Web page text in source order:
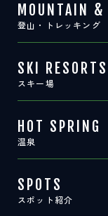
MOUNTAIN &
登山・トレッキング
SKI RESORTS
スキー場
HOT SPRING
温泉
SPOTS
スポット紹介